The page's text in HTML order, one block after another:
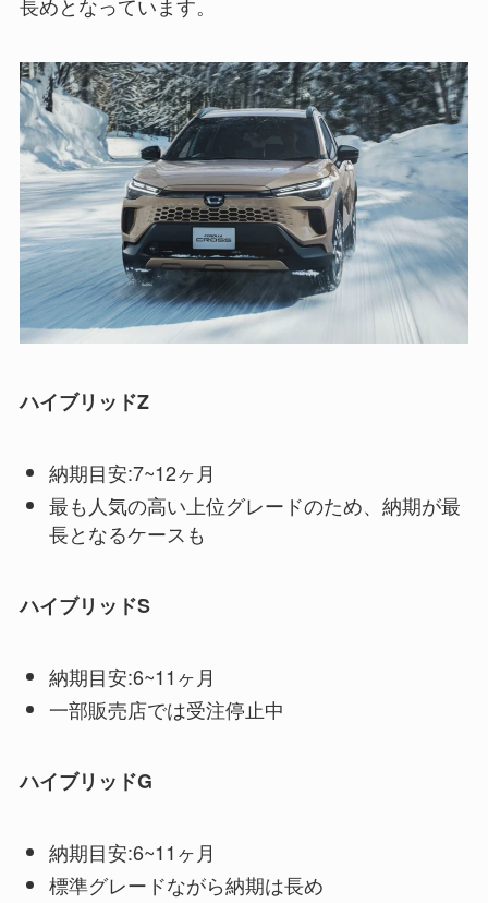
長めとなっています。
ハイブリッドZ
納期目安:7~12ヶ月
最も人気の高い上位グレードのため、納期が最
長となるケースも
ハイブリッドS
納期目安:6~11ヶ月
一部販売店では受注停止中
ハイブリッドG
納期目安:6~11ヶ月
標準グレードながら納期は長め